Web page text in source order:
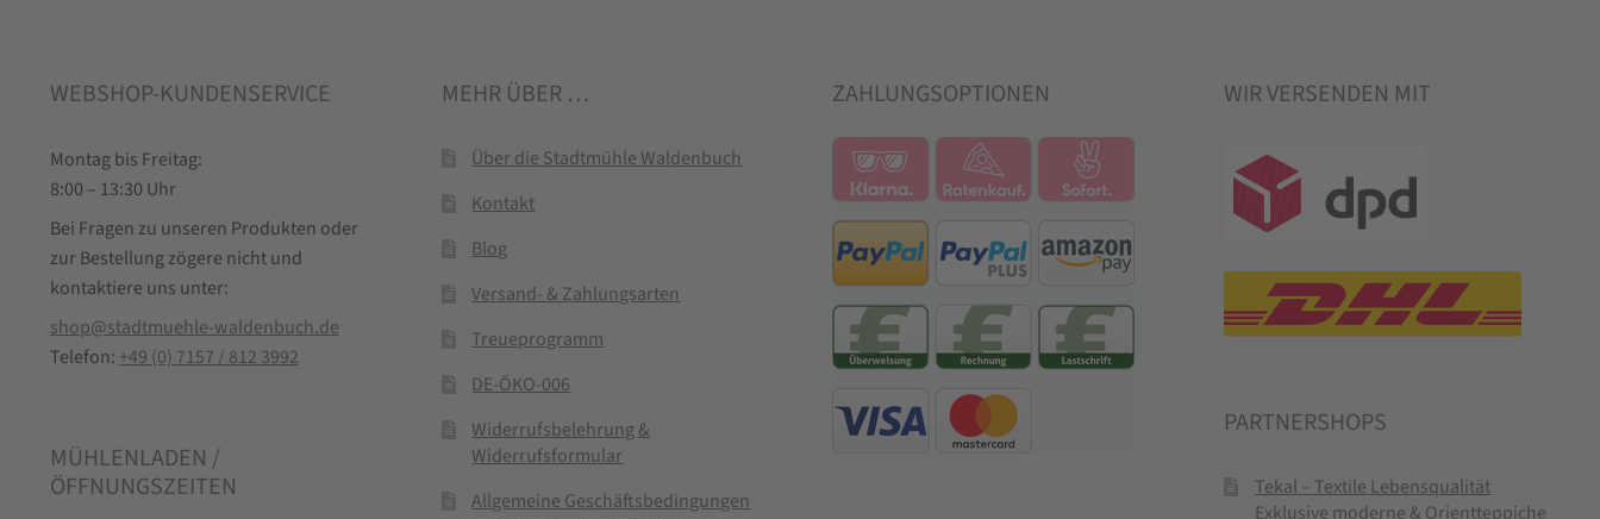
WEBSHOP-KUNDENSERVICE
Montag bis Freitag:
8:00 – 13:30 Uhr
Bei Fragen zu unseren Produkten oder
zur Bestellung zögere nicht und
kontaktiere uns unter:
shop@stadtmuehle-waldenbuch.de
Telefon: +49 (0) 7157 / 812 3992
MÜHLENLADEN /
ÖFFNUNGSZEITEN
MEHR ÜBER …
Über die Stadtmühle Waldenbuch
Kontakt
Blog
Versand- & Zahlungsarten
Treueprogramm
DE-ÖKO-006
Widerrufsbelehrung &
Widerrufsformular
Allgemeine Geschäftsbedingungen
ZAHLUNGSOPTIONEN WIR VERSENDEN MIT
PARTNERSHOPS
Tekal – Textile Lebensqualität
Exklusive moderne & Orientteppiche